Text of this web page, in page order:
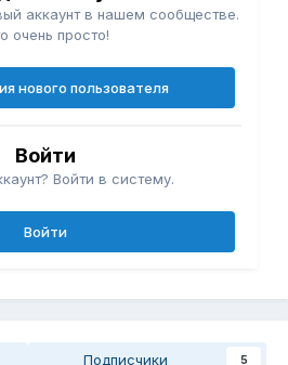
аккаунт в нашем сообществе.
очень просто!
нового пользователя
Войти
Войти в систему.
Войти
Подписчики 5